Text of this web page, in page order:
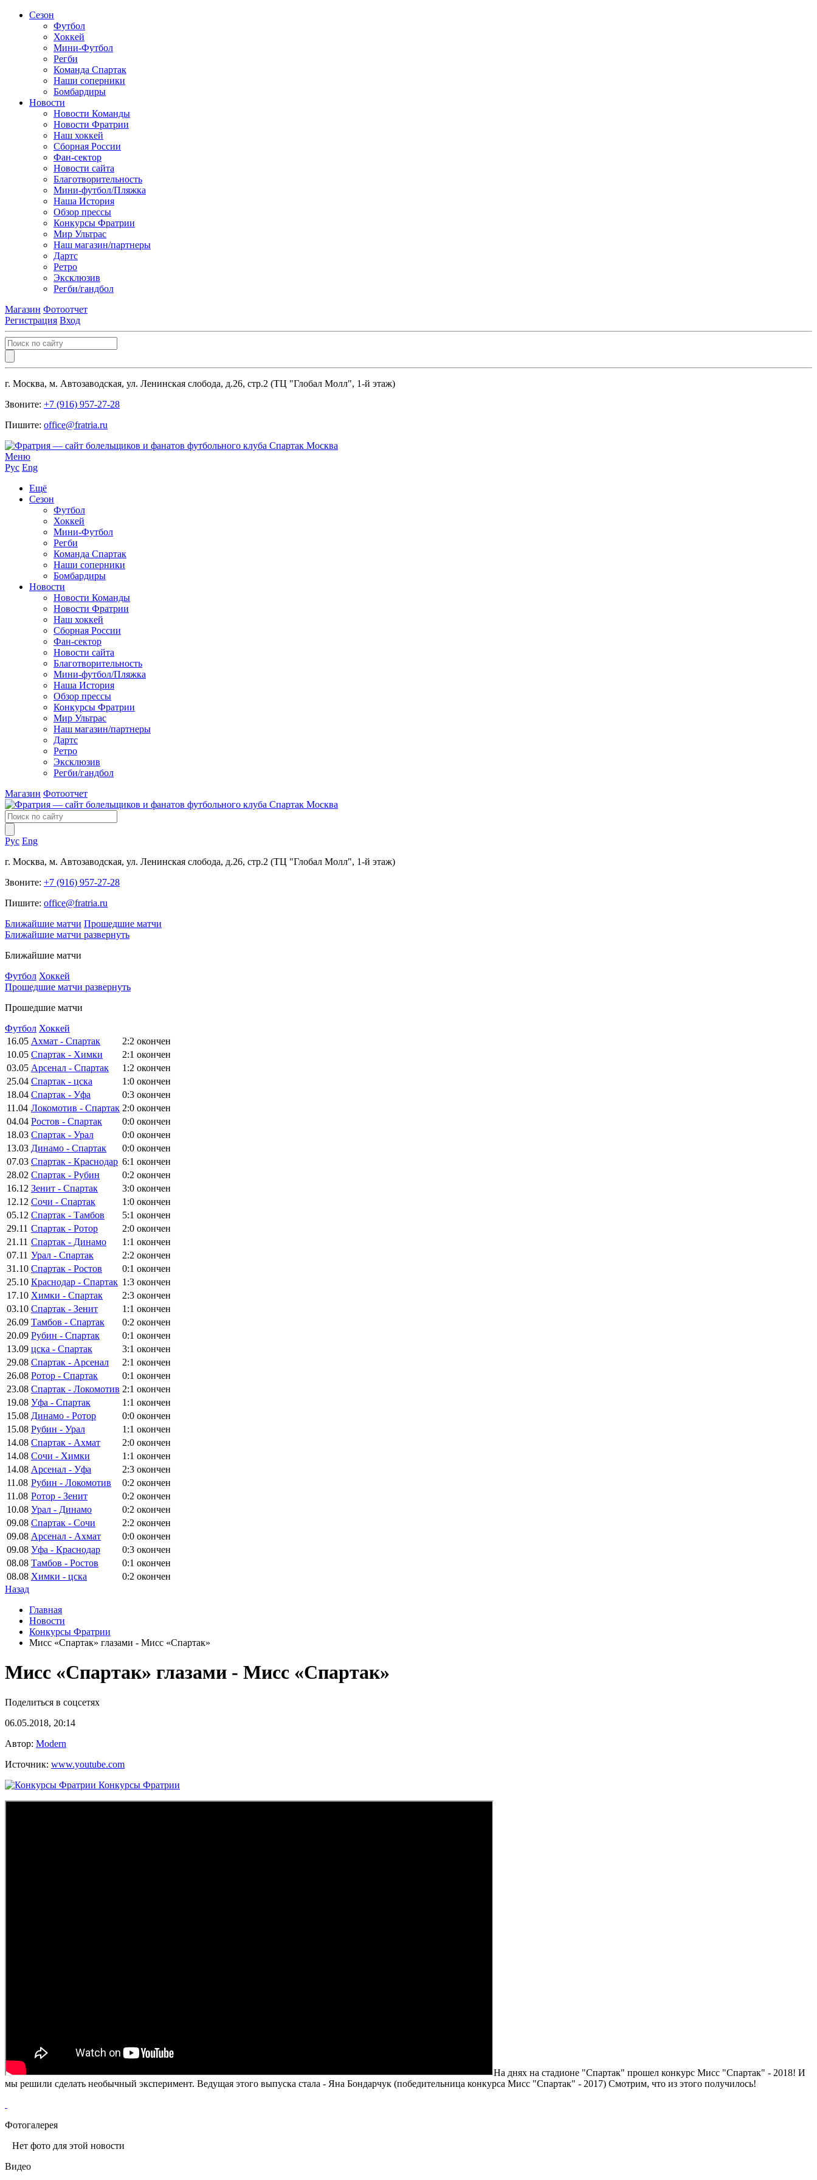
Сезон
Футбол
Хоккей
Мини-Футбол
Регби
Команда Спартак
Наши соперники
Бомбардиры
Новости
Новости Команды
Новости Фратрии
Наш хоккей
Сборная России
Фан-cектор
Новости сайта
Благотворительность
Мини-футбол/Пляжка
Наша История
Обзор прессы
Конкурсы Фратрии
Мир Ультрас
Наш магазин/партнеры
Дартс
Ретро
Эксклюзив
Регби/гандбол
Магазин Фотоотчет
Регистрация Вход
г. Москва, м. Автозаводская, ул. Ленинская слобода, д.26, стр.2 (ТЦ "Глобал Молл", 1-й этаж)
Звоните: +7 (916) 957-27-28
Пишите: office@fratria.ru
Меню
Рус Eng
Ещё
Сезон
Футбол
Хоккей
Мини-Футбол
Регби
Команда Спартак
Наши соперники
Бомбардиры
Новости
Новости Команды
Новости Фратрии
Наш хоккей
Сборная России
Фан-cектор
Новости сайта
Благотворительность
Мини-футбол/Пляжка
Наша История
Обзор прессы
Конкурсы Фратрии
Мир Ультрас
Наш магазин/партнеры
Дартс
Ретро
Эксклюзив
Регби/гандбол
Магазин Фотоотчет
Рус Eng
г. Москва, м. Автозаводская, ул. Ленинская слобода, д.26, стр.2 (ТЦ "Глобал Молл", 1-й этаж)
Звоните: +7 (916) 957-27-28
Пишите: office@fratria.ru
Ближайшие матчи Прошедшие матчи
Ближайшие матчи развернуть
Ближайшие матчи
Футбол Хоккей
Прошедшие матчи развернуть
Прошедшие матчи
Футбол Хоккей
16.05 Ахмат - Спартак 2:2 окончен
10.05 Спартак - Химки 2:1 окончен
03.05 Арсенал - Спартак 1:2 окончен
25.04 Спартак - цска 1:0 окончен
18.04 Спартак - Уфа 0:3 окончен
11.04 Локомотив - Спартак 2:0 окончен
04.04 Ростов - Спартак 0:0 окончен
18.03 Спартак - Урал 0:0 окончен
13.03 Динамо - Спартак 0:0 окончен
07.03 Спартак - Краснодар 6:1 окончен
28.02 Спартак - Рубин 0:2 окончен
16.12 Зенит - Спартак 3:0 окончен
12.12 Сочи - Спартак 1:0 окончен
05.12 Спартак - Тамбов 5:1 окончен
29.11 Спартак - Ротор 2:0 окончен
21.11 Спартак - Динамо 1:1 окончен
07.11 Урал - Спартак 2:2 окончен
31.10 Спартак - Ростов 0:1 окончен
25.10 Краснодар - Спартак 1:3 окончен
17.10 Химки - Спартак 2:3 окончен
03.10 Спартак - Зенит 1:1 окончен
26.09 Тамбов - Спартак 0:2 окончен
20.09 Рубин - Спартак 0:1 окончен
13.09 цска - Спартак 3:1 окончен
29.08 Спартак - Арсенал 2:1 окончен
26.08 Ротор - Спартак 0:1 окончен
23.08 Спартак - Локомотив 2:1 окончен
19.08 Уфа - Спартак 1:1 окончен
15.08 Динамо - Ротор 0:0 окончен
15.08 Рубин - Урал 1:1 окончен
14.08 Спартак - Ахмат 2:0 окончен
14.08 Сочи - Химки 1:1 окончен
14.08 Арсенал - Уфа 2:3 окончен
11.08 Рубин - Локомотив 0:2 окончен
11.08 Ротор - Зенит 0:2 окончен
10.08 Урал - Динамо 0:2 окончен
09.08 Спартак - Сочи 2:2 окончен
09.08 Арсенал - Ахмат 0:0 окончен
09.08 Уфа - Краснодар 0:3 окончен
08.08 Тамбов - Ростов 0:1 окончен
08.08 Химки - цска 0:2 окончен
Назад
Главная
Новости
Конкурсы Фратрии
Мисс «Спартак» глазами - Мисс «Спартак»
Мисс «Спартак» глазами - Мисс «Спартак»
Поделиться в соцсетях
06.05.2018, 20:14
Автор: Modern
Источник: www.youtube.com
Конкурсы Фратрии
На днях на стадионе "Спартак" прошел конкурс Мисс "Спартак" - 2018! И
мы решили сделать необычный эксперимент. Ведущая этого выпуска стала - Яна Бондарчук (победительница конкурса Мисс "Спартак" - 2017) Смотрим, что из этого получилось!
Фотогалерея
Нет фото для этой новости
Видео